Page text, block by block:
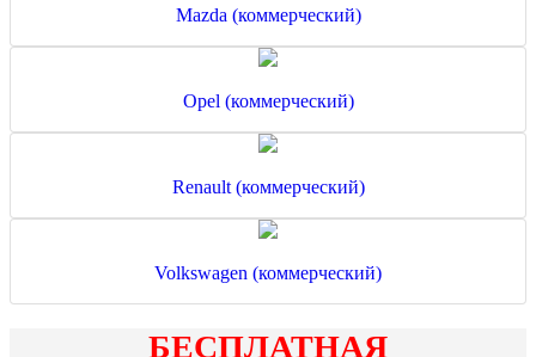
Mazda (коммерческий)
Opel (коммерческий)
Renault (коммерческий)
Volkswagen (коммерческий)
БЕСПЛАТНАЯ